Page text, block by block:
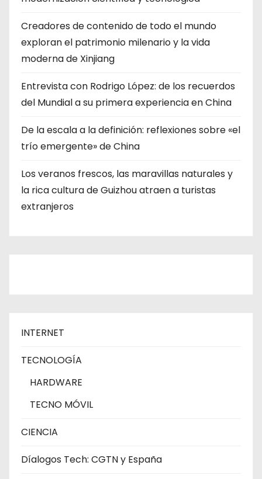
Creadores de contenido de todo el mundo
exploran el patrimonio milenario y la vida
moderna de Xinjiang
Entrevista con Rodrigo López: de los recuerdos
del Mundial a su primera experiencia en China
De la escala a la definición: reflexiones sobre «el
trío emergente» de China
Los veranos frescos, las maravillas naturales y
la rica cultura de Guizhou atraen a turistas
extranjeros
INTERNET
TECNOLOGÍA
HARDWARE
TECNO MÓVIL
CIENCIA
Díalogos Tech: CGTN y España